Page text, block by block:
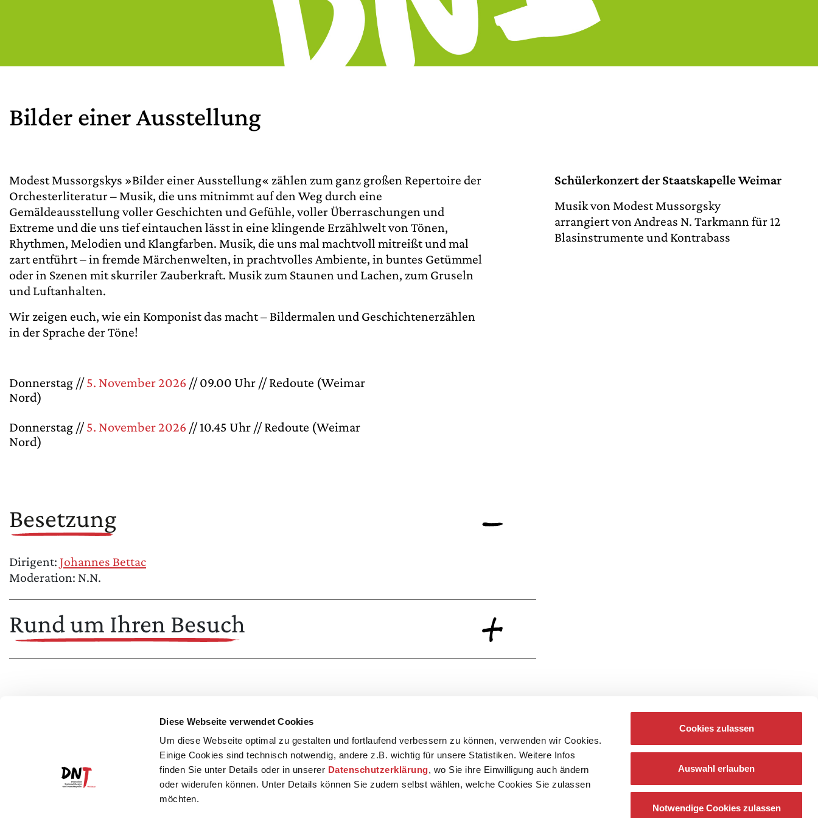
Diese Webseite verwendet Cookies
Um diese Webseite optimal zu gestalten und fortlaufend verbessern zu können, verwenden wir Cookies.
Einige Cookies sind technisch notwendig, andere z.B. wichtig für unsere Statistiken. Weitere Infos
finden Sie unter Details oder in unserer Datenschutzerklärung, wo Sie ihre Einwilligung auch ändern
oder widerufen können. Unter Details können Sie zudem selbst wählen, welche Cookies Sie zulassen
möchten.
Cookies zulassen
Auswahl erlauben
Notwendige Cookies zulassen
Bilder einer Ausstellung
Modest Mussorgskys »Bilder einer Ausstellung« zählen zum ganz großen Repertoire der
Orchesterliteratur – Musik, die uns mitnimmt auf den Weg durch eine
Gemäldeausstellung voller Geschichten und Gefühle, voller Überraschungen und
Extreme und die uns tief eintauchen lässt in eine klingende Erzählwelt von Tönen,
Rhythmen, Melodien und Klangfarben. Musik, die uns mal machtvoll mitreißt und mal
zart entführt – in fremde Märchenwelten, in prachtvolles Ambiente, in buntes Getümmel
oder in Szenen mit skurriler Zauberkraft. Musik zum Staunen und Lachen, zum Gruseln
und Luftanhalten.
Wir zeigen euch, wie ein Komponist das macht – Bildermalen und Geschichtenerzählen
in der Sprache der Töne!
Donnerstag //5. November 2026 // 09.00 Uhr // Redoute (Weimar
Nord)
Donnerstag //5. November 2026 // 10.45 Uhr // Redoute (Weimar
Nord)
Schülerkonzert der Staatskapelle Weimar
Musik von Modest Mussorgsky
arrangiert von Andreas N. Tarkmann für 12
Blasinstrumente und Kontrabass
Besetzung
Dirigent: Johannes Bettac
Moderation: N.N.
Rund um Ihren Besuch